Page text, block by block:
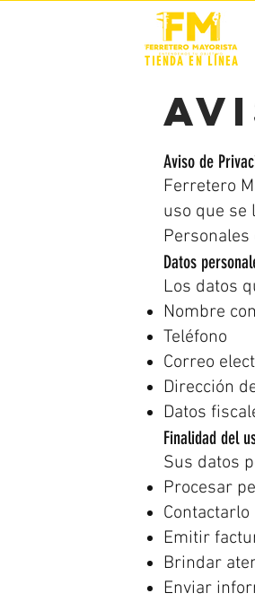
TIENDA EN LÍNEA
Aviso de
Ferretero
uso que se
Datos
Los datos
Nombre
Teléfono
Correo
Dirección
Datos
Finalidad del
Sus datos
Procesar
Emitir
Brindar
Enviar